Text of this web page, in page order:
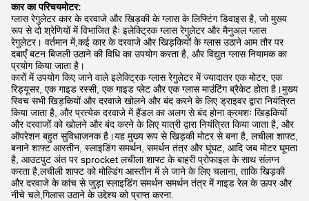
कार का परिचयमोटर:
ग्लास रेगुलेटर कार के दरवाजे और खिड़की के ग्लास के लिफ्टिंग डिवाइस है, जो मुख्य
रूप से दो श्रेणियों में विभाजित हैः इलेक्ट्रिक ग्लास रेगुलेटर और मैनुअल ग्लास
रेगुलेटर। वर्तमान में,कई कार के दरवाजे और खिड़कियों के ग्लास उठाने आम तौर पर
दबाएँ बटन बिजली उठाने की विधि का उपयोग करता है, और विद्युत ग्लास नियामक का
प्रयोग किया जाता है।
कारों में उपयोग किए जाने वाले इलेक्ट्रिक ग्लास रेगुलेटर में ज्यादातर एक मोटर, एक
रिड्यूसर, एक गाइड रस्सी, एक गाइड प्लेट और एक ग्लास माउंटिंग ब्रैकेट होता है।मुख्य
स्विच सभी खिड़कियों और दरवाजे खोलने और बंद करने के लिए ड्राइवर द्वारा नियंत्रित
किया जाता है, और प्रत्येक दरवाजे में हैंडल का अलग से बंद होना क्रमशः खिड़कियों
और दरवाजों को खोलने और बंद करने के लिए यात्री द्वारा नियंत्रित किया जाता है, और
ऑपरेशन बहुत सुविधाजनक है।यह मुख्य रूप से खिड़की मोटर से बना है, लचीला शाफ्ट,
बनाने शाफ्ट आस्तीन, स्लाइडिंग समर्थन, समर्थन तंत्र और घूंघट, आदि जब मोटर घूमता
है, आउटपुट अंत पर sprocket लचीला शाफ्ट के बाहरी प्रोफाइल के साथ संलग्न
करता है,लचीली शाफ्ट को मोल्डिंग आस्तीन में ले जाने के लिए चलाना, ताकि खिड़की
और दरवाजे के कांच से जुड़ा स्लाइडिंग समर्थन समर्थन तंत्र में गाइड रेल के ऊपर और
नीचे चले,गिलास उठाने के उद्देश्य को प्राप्त करना.